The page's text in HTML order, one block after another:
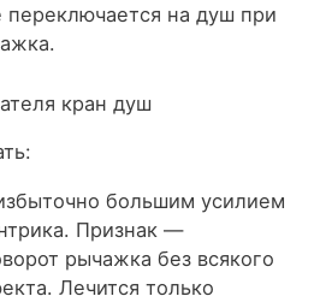
переключается на душ при
большим усилием
Признак —
рычажка без всякого
Лечится только